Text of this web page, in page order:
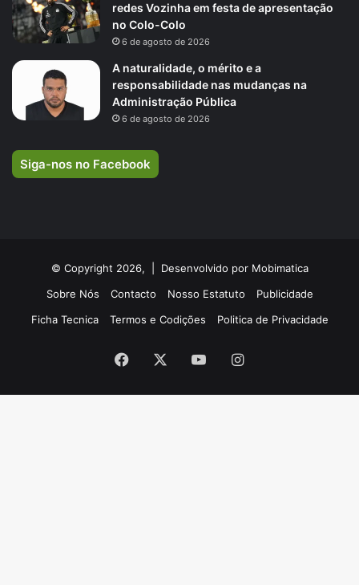
redes Vozinha em festa de apresentação
no Colo-Colo
6 de agosto de 2026
A naturalidade, o mérito e a
responsabilidade nas mudanças na
Administração Pública
6 de agosto de 2026
Siga-nos no Facebook
© Copyright 2026, | Desenvolvido por Mobimatica
Sobre Nós
Contacto Nosso Estatuto
Publicidade
Ficha Tecnica
Termos e Codições Politica de Privacidade
Facebook YouTubeInstagram